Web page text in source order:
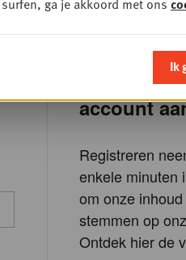
Waarom
account
Registreren
enkele minuten
om onze
stemmen op
Ontdek hier de
ga je akkoord met ons
Ik